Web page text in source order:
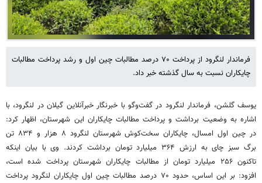
فرماندار لنگرود از پرداخت ۷۰ درصد مطالبات چین اول و رشد پرداخت مطالبات
چایکاران نسبت به سال گذشته خبر داد.
یوسف گلشن، فرماندار لنگرود در گفت‌وگو با خبرنگار خبرآنلاین گیلان در لنگرود، با
اشاره به وضعیت برداشت و پرداخت مطالبات چایکاران این شهرستان، اظهار کرد:
در چین اول امسال، چایکاران سخت‌کوش شهرستان لنگرود ۸ هزار و ۸۳۴ تن
برگ سبز چای به ارزش ۳۶۴ میلیارد تومان برداشت کردند. وی با بیان اینکه
تاکنون ۲۵۶ میلیارد تومان از مطالبات چایکاران شهرستان پرداخت شده است،
افزود: بر این اساس، حدود ۷۰ درصد مطالبات چین اول چایکاران لنگرود پرداخت